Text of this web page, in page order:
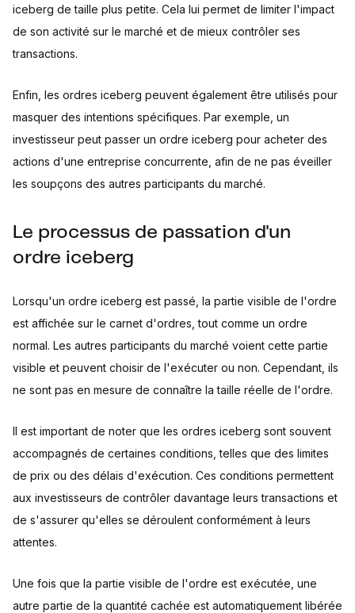
iceberg de taille plus petite. Cela lui permet de limiter l'impact
de son activité sur le marché et de mieux contrôler ses
transactions.
Enfin, les ordres iceberg peuvent également être utilisés pour
masquer des intentions spécifiques. Par exemple, un
investisseur peut passer un ordre iceberg pour acheter des
actions d'une entreprise concurrente, afin de ne pas éveiller
les soupçons des autres participants du marché.
Le processus de passation d'un
ordre iceberg
Lorsqu'un ordre iceberg est passé, la partie visible de l'ordre
est affichée sur le carnet d'ordres, tout comme un ordre
normal. Les autres participants du marché voient cette partie
visible et peuvent choisir de l'exécuter ou non. Cependant, ils
ne sont pas en mesure de connaître la taille réelle de l'ordre.
Il est important de noter que les ordres iceberg sont souvent
accompagnés de certaines conditions, telles que des limites
de prix ou des délais d'exécution. Ces conditions permettent
aux investisseurs de contrôler davantage leurs transactions et
de s'assurer qu'elles se déroulent conformément à leurs
attentes.
Une fois que la partie visible de l'ordre est exécutée, une
autre partie de la quantité cachée est automatiquement libérée